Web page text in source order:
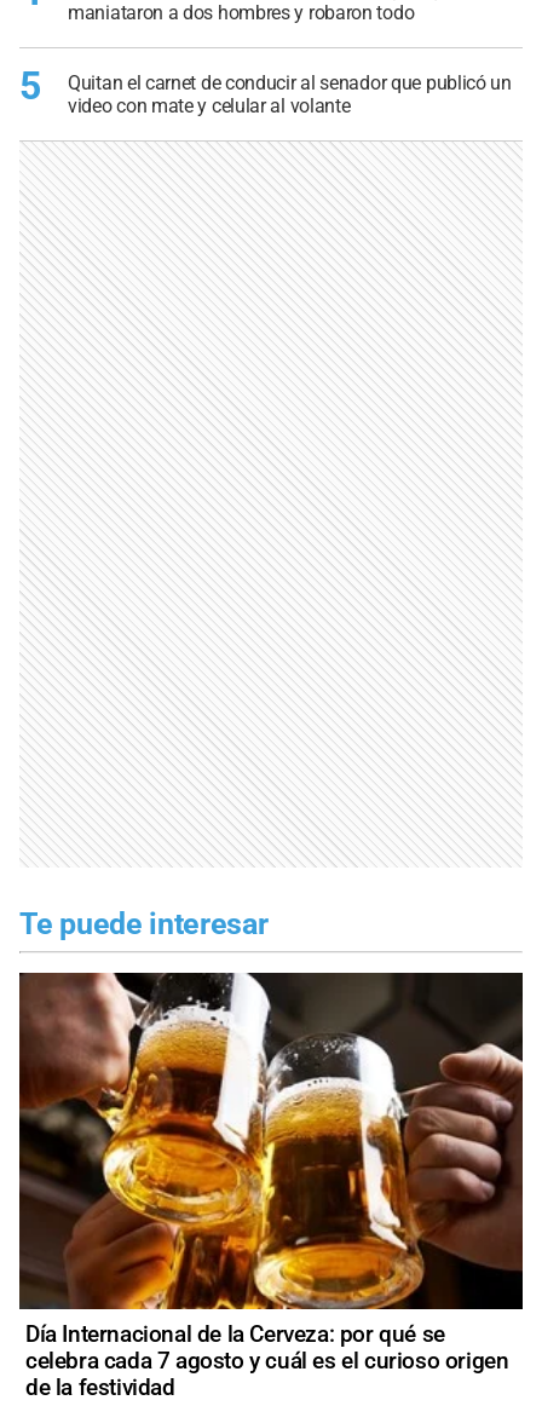
maniataron a dos hombres y robaron todo
5
Quitan el carnet de conducir al senador que publicó un
video con mate y celular al volante
Te puede interesar
Día Internacional de la Cerveza: por qué se
celebra cada 7 agosto y cuál es el curioso origen
de la festividad